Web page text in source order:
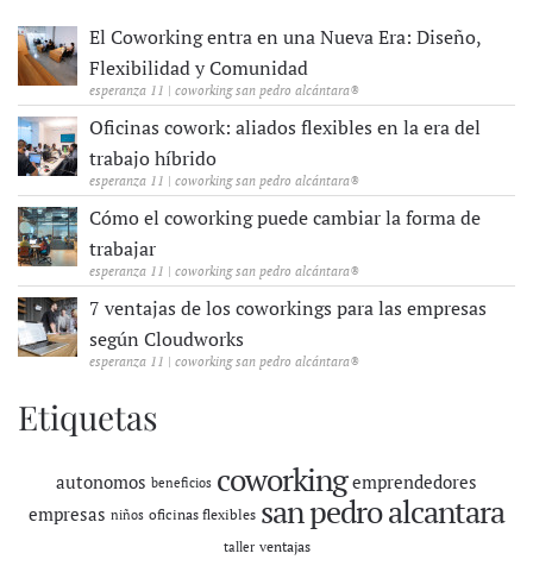
El Coworking entra en una Nueva Era: Diseño,
Flexibilidad y Comunidad
esperanza 11 | coworking san pedro alcántara®
Oficinas cowork: aliados flexibles en la era del
trabajo híbrido
esperanza 11 | coworking san pedro alcántara®
Cómo el coworking puede cambiar la forma de
trabajar
esperanza 11 | coworking san pedro alcántara®
7 ventajas de los coworkings para las empresas
según Cloudworks
esperanza 11 | coworking san pedro alcántara®
Etiquetas
autonomos beneficios coworking emprendedores
empresas niños oficinas flexibles san pedro alcantara
taller ventajas